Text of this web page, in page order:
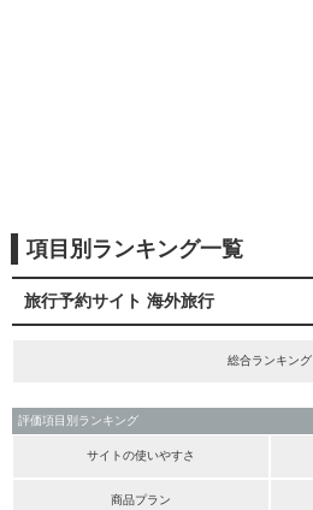
項目別ランキング一覧
旅行予約サイト 海外旅行
総合ランキング
評価項目別ランキング
サイトの使いやすさ
商品プラン